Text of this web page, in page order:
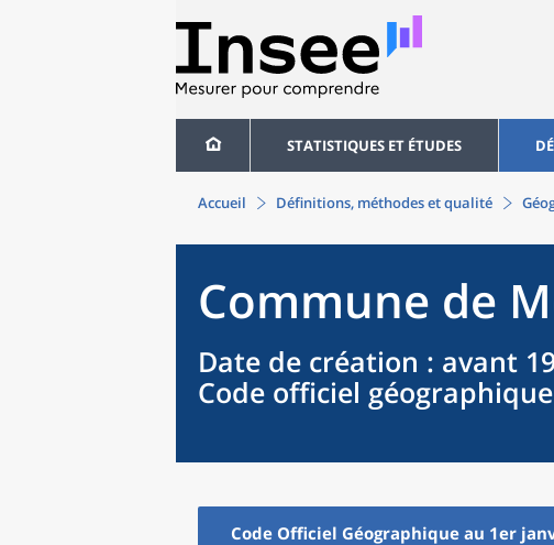
STATISTIQUES ET ÉTUDES
Accueil Définitions, méthodes et qualité
Commune de
Date de création : avant
Code officiel géographique
Code Officiel Géographique au 1er